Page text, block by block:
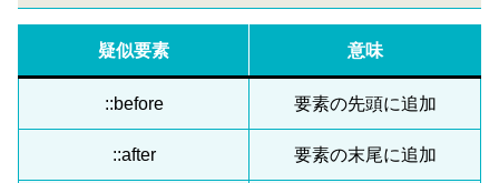
疑似要素 意味
::before 要素の先頭に追加
::after 要素の末尾に追加